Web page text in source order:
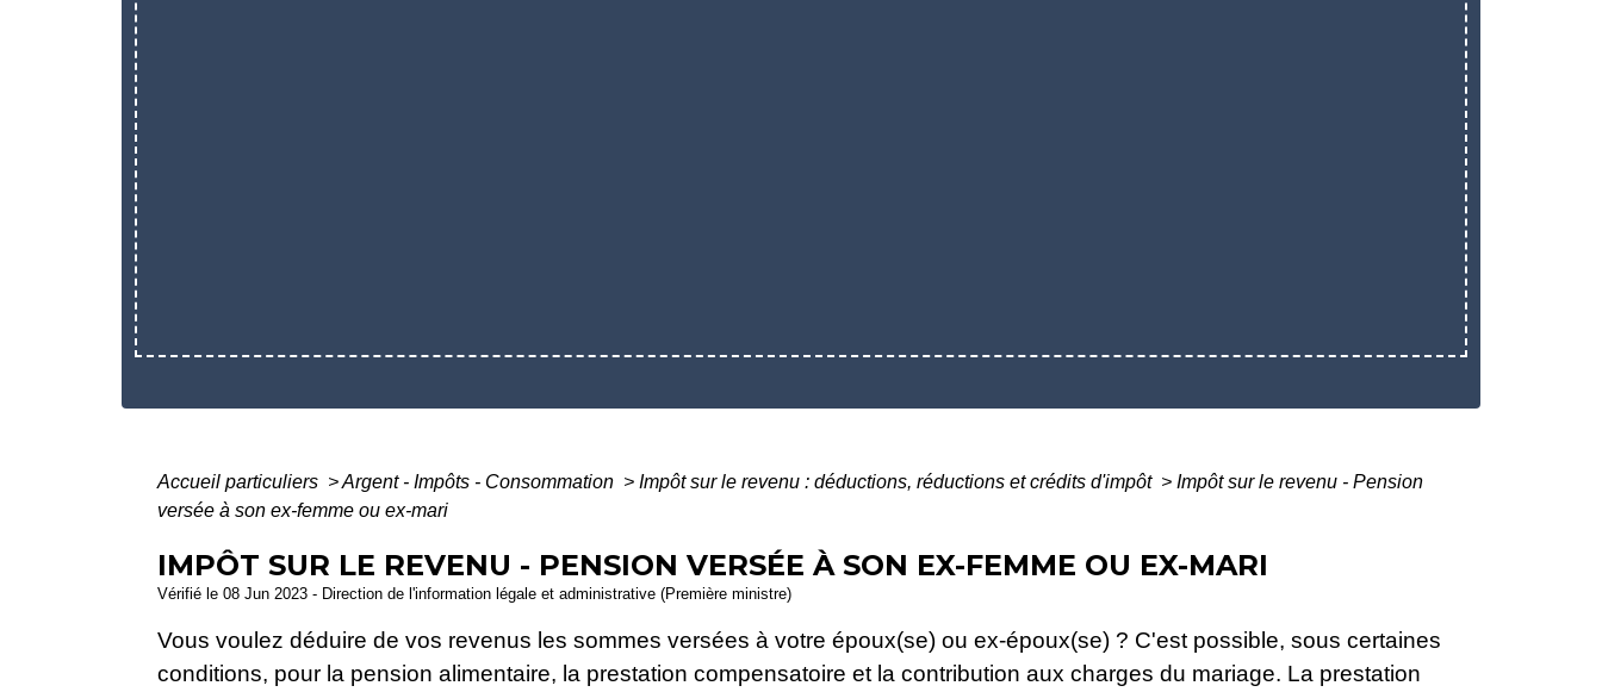
Accueil particuliers >Argent - Impôts - Consommation > Impôt sur le revenu : déductions, réductions et crédits d'impôt > Impôt sur le revenu - Pension
versée à son ex-femme ou ex-mari
IMPÔT SUR LE REVENU - PENSION VERSÉE À SON EX-FEMME OU EX-MARI
Vérifié le 08 Jun 2023 - Direction de l'information légale et administrative (Première ministre)
Vous voulez déduire de vos revenus les sommes versées à votre époux(se) ou ex-époux(se) ? C'est possible, sous certaines
conditions, pour la pension alimentaire, la prestation compensatoire et la contribution aux charges du mariage. La prestation